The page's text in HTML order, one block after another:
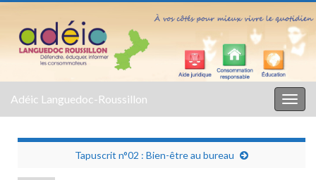
Adéic Languedoc-Roussillon
Tapuscrit n°02 : Bien-être au bureau